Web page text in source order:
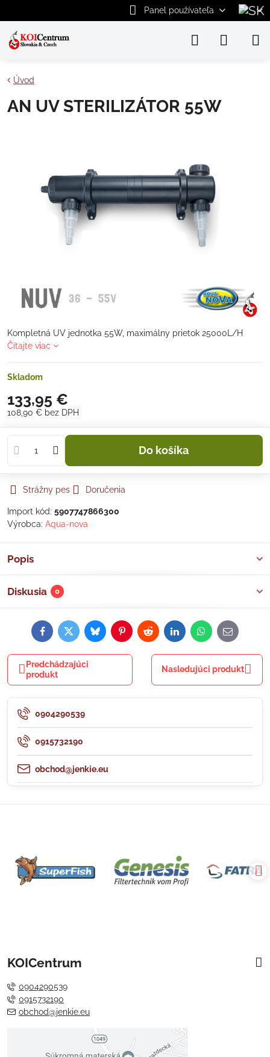
Panel používateľa
Úvod
AN UV STERILIZÁTOR 55W
Kompletná UV jednotka 55W, maximálny prietok 25000L/H
Čítajte viac
Skladom
133,95 €
108,90 € bez DPH
Do košíka
Strážny pes Doručenia
Import kód: 5907747866300
Výrobca: Aqua-nova
Popis
Diskusia 0
FacebookTwitterBlueskyPinterestRedditLinkedInWhatsApp
E-
mail
Predchádzajúci
produkt
Nasledujúci produkt
0904290539
0915732190
obchod@jenkie.eu
KOICentrum
0904290539
0915732190
obchod@jenkie.eu